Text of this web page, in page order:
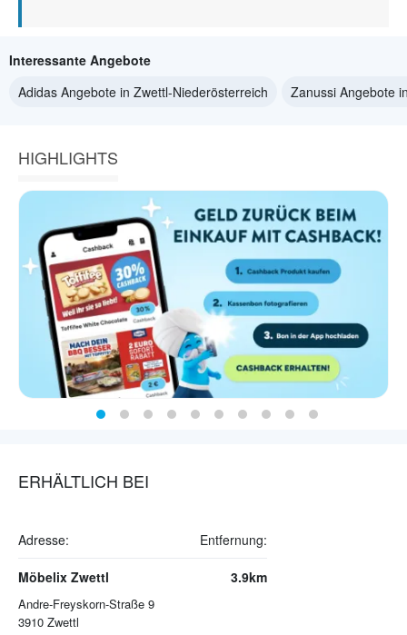
Interessante Angebote
Adidas Angebote in Zwettl-Niederösterreich
Zanussi Angebote
HIGHLIGHTS
ERHÄLTLICH BEI
Adresse: Entfernung:
Möbelix Zwettl
Andre-Freyskorn-Straße 9
3910 Zwettl
3.9km